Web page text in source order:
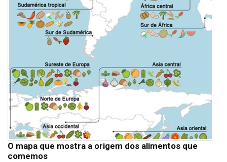
O mapa que mostra a origem dos alimentos que
comemos